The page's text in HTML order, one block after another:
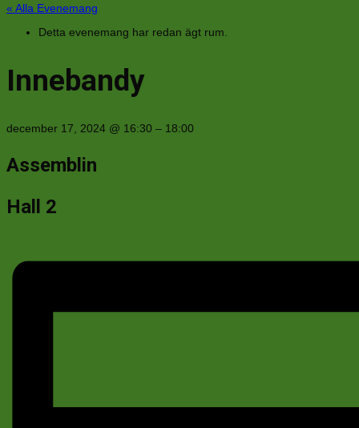
« Alla Evenemang
Detta evenemang har redan ägt rum.
Innebandy
december 17, 2024 @ 16:30 – 18:00
Assemblin
Hall 2